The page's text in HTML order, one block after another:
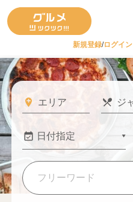
新規登録/ログイン